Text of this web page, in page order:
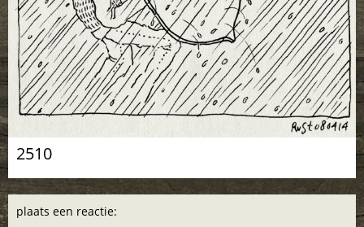
2510
plaats een reactie: